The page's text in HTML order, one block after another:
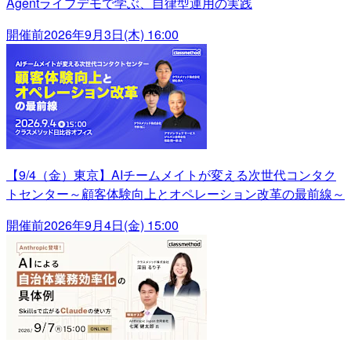
開催前2026年9月3日(木) 16:00
【9/4（金）東京】AIチームメイトが変える次世代コンタク
トセンター～顧客体験向上とオペレーション改革の最前線～
開催前2026年9月4日(金) 15:00